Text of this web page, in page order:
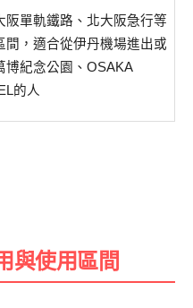
阪單軌鐵路、北大阪急行等
間，適合從伊丹機場進出或
博紀念公園、OSAKA
的人
與使用區間